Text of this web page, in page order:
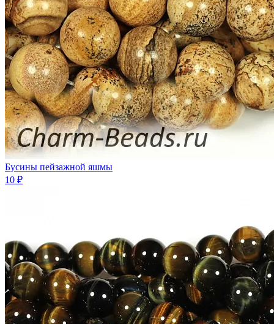
Бусины пейзажной яшмы
10 ₽